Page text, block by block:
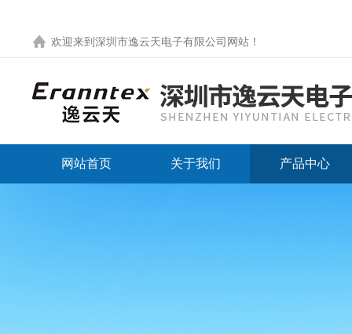
欢迎来到 深圳市逸云天电子有限公司网站 ！
网站首页 关于我们 产品中心